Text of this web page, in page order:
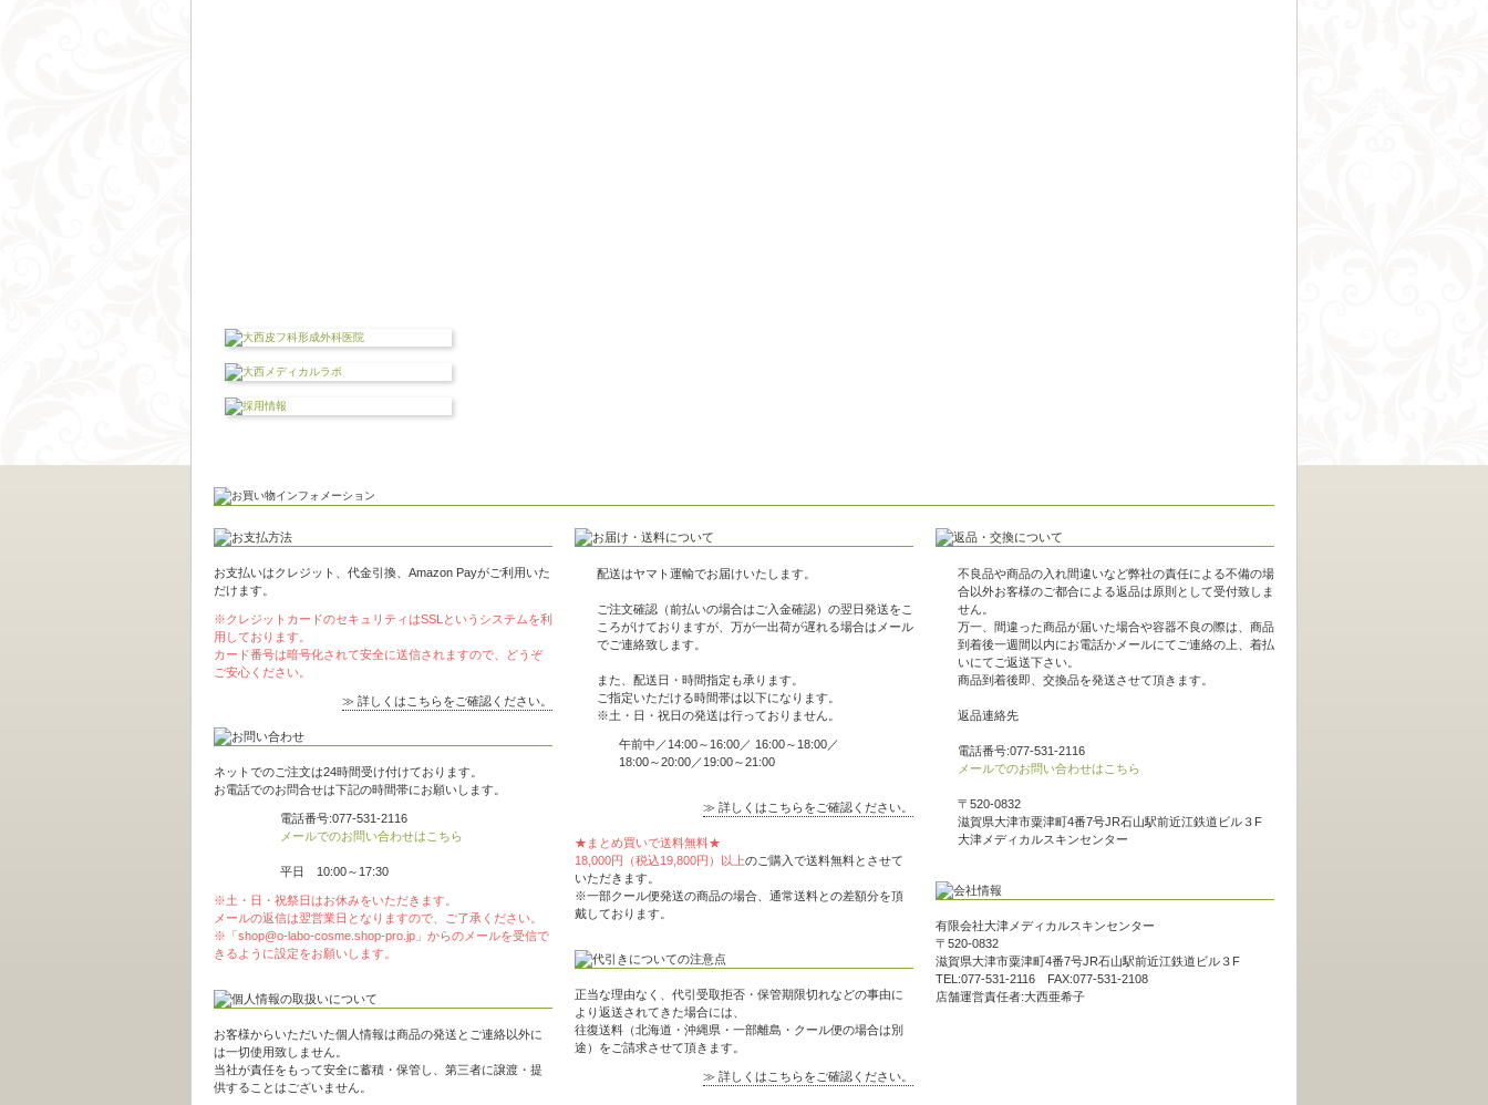
お支払いはクレジット、代金引換、Amazon Payがご利用いた
だけます。
※クレジットカードのセキュリティはSSLというシステムを利
用しております。
カード番号は暗号化されて安全に送信されますので、どうぞ
ご安心ください。
≫ 詳しくはこちらをご確認ください。
ネットでのご注文は24時間受け付けております。
お電話でのお問合せは下記の時間帯にお願いします。
電話番号:077-531-2116
メールでのお問い合わせはこちら
平日 10:00～17:30
※土・日・祝祭日はお休みをいただきます。
メールの返信は翌営業日となりますので、ご了承ください。
※「shop@o-labo-cosme.shop-pro.jp」からのメールを受信で
きるように設定をお願いします。
お客様からいただいた個人情報は商品の発送とご連絡以外に
は一切使用致しません。
当社が責任をもって安全に蓄積・保管し、第三者に譲渡・提
供することはございません。
配送はヤマト運輸でお届けいたします。
ご注文確認（前払いの場合はご入金確認）の翌日発送をこ
ころがけておりますが、万が一出荷が遅れる場合はメール
でご連絡致します。
また、配送日・時間指定も承ります。
ご指定いただける時間帯は以下になります。
※土・日・祝日の発送は行っておりません。
午前中／14:00～16:00／ 16:00～18:00／
18:00～20:00／19:00～21:00
≫ 詳しくはこちらをご確認ください。
★まとめ買いで送料無料★
18,000円（税込19,800円）以上のご購入で送料無料とさせて
いただきます。
※一部クール便発送の商品の場合、通常送料との差額分を頂
戴しております。
正当な理由なく、代引受取拒否・保管期限切れなどの事由に
より返送されてきた場合には、
往復送料（北海道・沖縄県・一部離島・クール便の場合は別
途）をご請求させて頂きます。
≫ 詳しくはこちらをご確認ください。
不良品や商品の入れ間違いなど弊社の責任による不備の場
合以外お客様のご都合による返品は原則として受付致しま
せん。
万一、間違った商品が届いた場合や容器不良の際は、商品
到着後一週間以内にお電話かメールにてご連絡の上、着払
いにてご返送下さい。
商品到着後即、交換品を発送させて頂きます。
返品連絡先
電話番号:077-531-2116
メールでのお問い合わせはこちら
〒520-0832
滋賀県大津市粟津町4番7号JR石山駅前近江鉄道ビル３F
大津メディカルスキンセンター
有限会社大津メディカルスキンセンター
〒520-0832
滋賀県大津市粟津町4番7号JR石山駅前近江鉄道ビル３F
TEL:077-531-2116 FAX:077-531-2108
店舗運営責任者:大西亜希子